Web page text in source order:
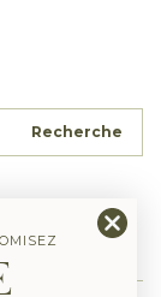
Recherche